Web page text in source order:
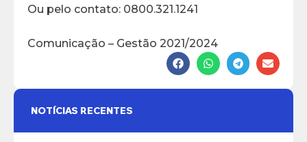
Ou pelo contato: 0800.321.1241
Comunicação – Gestão 2021/2024
NOTÍCIAS RECENTES